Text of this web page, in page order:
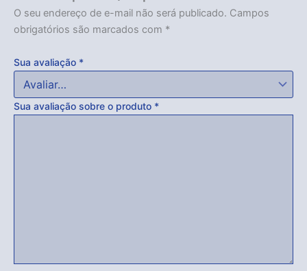
O seu endereço de e-mail não será publicado. Campos
obrigatórios são marcados com *
Sua avaliação *
Sua avaliação sobre o produto *